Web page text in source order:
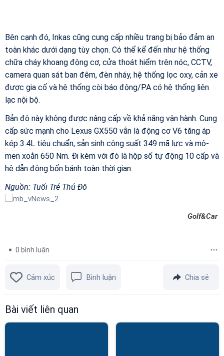
Bên cạnh đó, Inkas cũng cung cấp nhiều trang bị bảo đảm an
toàn khác dưới dạng tùy chọn. Có thể kể đến như hệ thống
chữa cháy khoang động cơ, cửa thoát hiểm trên nóc, CCTV,
camera quan sát ban đêm, đèn nháy, hệ thống lọc oxy, cản xe
được gia cố và hệ thống còi báo động/PA có hệ thống liên
lạc nội bộ.
Bản độ này không được nâng cấp về khả năng vận hành. Cung
cấp sức mạnh cho Lexus GX550 vẫn là động cơ V6 tăng áp
kép 3.4L tiêu chuẩn, sản sinh công suất 349 mã lực và mô-
men xoắn 650 Nm. Đi kèm với đó là hộp số tự động 10 cấp và
hệ dẫn động bốn bánh toàn thời gian.
Nguồn: Tuổi Trẻ Thủ Đô
Golf&Car
0 bình luận
Cảm xúc Bình luận Chia sẻ
Bài viết liên quan